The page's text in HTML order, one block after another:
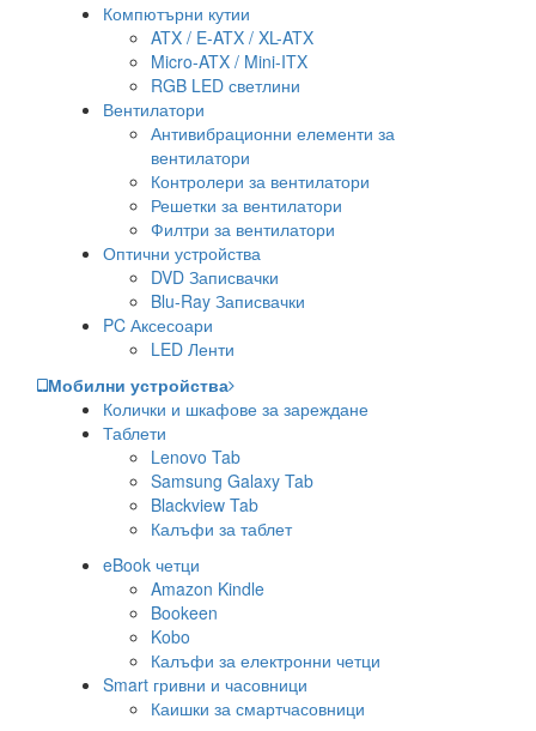
Компютърни кутии
ATX / E-ATX / XL-ATX
Micro-ATX / Mini-ITX
RGB LED светлини
Вентилатори
Антивибрационни елементи за
вентилатори
Контролери за вентилатори
Решетки за вентилатори
Филтри за вентилатори
Оптични устройства
DVD Записвачки
Blu-Ray Записвачки
PC Аксесоари
LED Ленти
Мобилни устройства
Колички и шкафове за зареждане
Таблети
Lenovo Tab
Samsung Galaxy Tab
Blackview Tab
Калъфи за таблет
eBook четци
Amazon Kindle
Bookeen
Kobo
Калъфи за електронни четци
Smart гривни и часовници
Каишки за смартчасовници